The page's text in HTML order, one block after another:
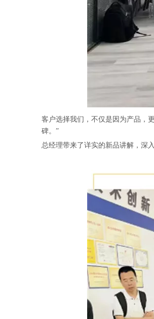
客户选择我们，不仅是因为产品，
碑。”
总经理带来了详实的新品讲解，深